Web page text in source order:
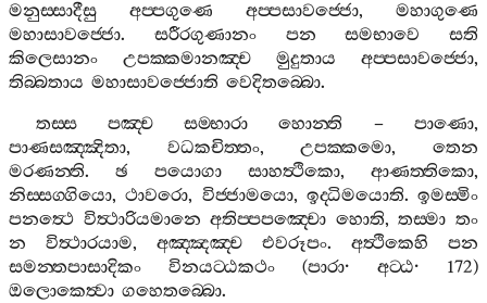
මනුස‍්සාදීසු
අප‍්පගුණෙ අප‍්පසාවජ‍්ජො, මහාගුණෙ
මහාසාවජ‍්ජො. සරීරගුණානං පන සමභාවෙ
සති
කිලෙසානං
උපක‍්කමානඤ‍්ච මුදුතාය අප‍්පසාවජ‍්ජො,
තිබ‍්බතාය මහාසාවජ‍්ජොති වෙදිතබ‍්බො.
තස‍්ස
පඤ‍්ච සම‍්භාරා හොන‍්ති –පාණො,
පාණසඤ‍්ඤිතා, වධකචිත‍්තං,උපක‍්කමො,තෙන
මරණන‍්ති. ඡ පයොගා සාහත්‍ථිකො, ආණත‍්තිකො,
නිස‍්සග‍්ගියො,ථාවරො, විජ‍්ජාමයො, ඉද‍්ධිමයොති. ඉමස‍්මිං
පනත්‍ථෙ විත්‍ථාරියමානෙ අතිප‍්පපඤ‍්චො හොති,තස‍්මා තං
න
විත්‍ථාරයාම, අඤ‍්ඤඤ‍්ච එවරූපං. අත්‍ථිකෙහි
පන
සමන‍්තපාසාදිකං
විනයට‍්ඨකථං (පාරා· අට‍්ඨ· 172)
ඔලොකෙත්‍වා ගහෙතබ‍්බො.